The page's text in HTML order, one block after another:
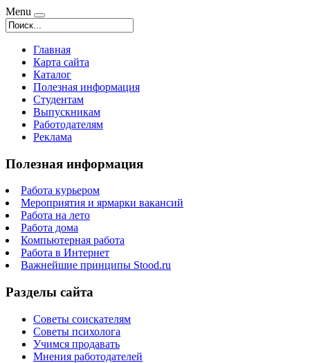
Menu
Главная
Карта сайта
Каталог
Полезная информация
Студентам
Выпускникам
Работодателям
Реклама
Полезная информация
Работа курьером
Мероприятия и ярмарки вакансий
Работа на лето
Работа дома
Компьютерная работа
Работа в Интернет
Важнейшие принципы Stood.ru
Разделы сайта
Советы соискателям
Советы психолога
Учимся продавать
Мнения работодателей